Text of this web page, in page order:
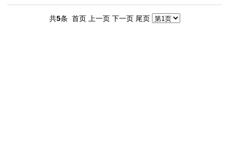
共5条 首页 上一页 下一页 尾页